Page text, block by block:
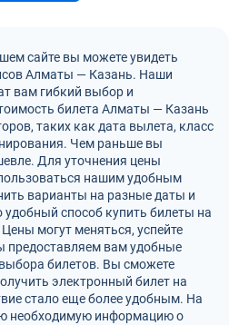
сайте вы можете увидеть
Алматы — Казань. Наши
вам гибкий выбор и
билета Алматы — Казань
таких как дата вылета, класс
Чем раньше вы
Для уточнения цены
нашим удобным
варианты на разные даты и
способ купить билеты на
могут меняться, успейте
предоставляем вам удобные
билетов. Вы сможете
электронный билет на
стало еще более удобным. На
необходимую информацию о